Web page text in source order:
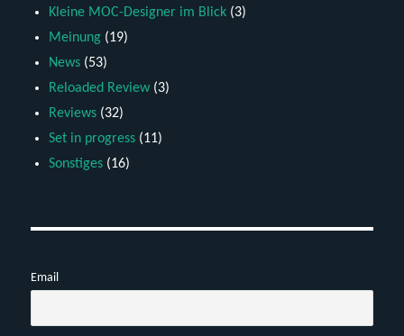
Kleine MOC-Designer im Blick (3)
Meinung (19)
News (53)
Reloaded Review (3)
Reviews (32)
Set in progress (11)
Sonstiges (16)
Email